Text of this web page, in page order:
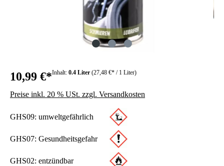
10,99 €*Inhalt: 0.4 Liter (27,48 €* / 1 Liter)
Preise inkl. 20 % USt. zzgl. Versandkosten
GHS09: umweltgefährlich
GHS07: Gesundheitsgefahr
GHS02: entzündbar